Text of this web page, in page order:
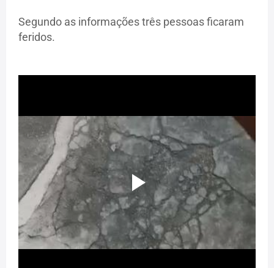
Segundo as informações três pessoas ficaram
feridos.